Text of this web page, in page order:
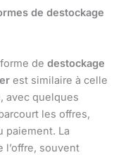
de destockage
de destockage
est similaire à celle
avec quelques
les offres,
paiement. La
l’offre, souvent